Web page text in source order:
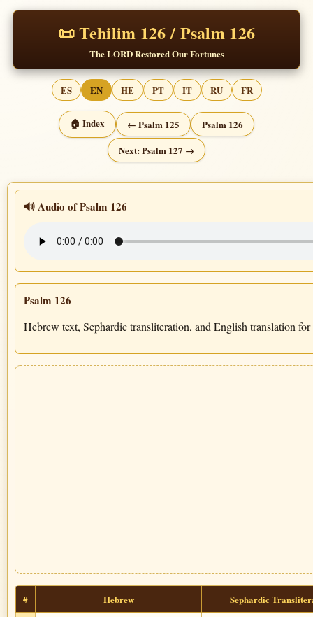
📜 Tehilim 126 / Psalm 126
The LORD Restored Our Fortunes
ES EN HE PT IT RU FR
🏠 Index ← Psalm 125
Psalm 126
Next: Psalm 127 →
🔊 Audio of Psalm 126
Psalm 126
Hebrew text, Sephardic transliteration, and English translation
# Hebrew Sephardic